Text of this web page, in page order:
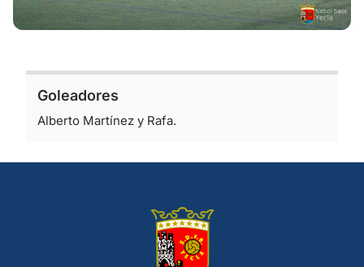
Goleadores
Alberto Martínez y Rafa.